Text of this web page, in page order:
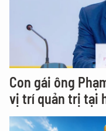
Con gái ông
vị trí quản trị tại